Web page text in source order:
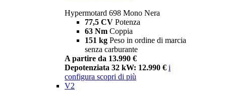
Hypermotard 698 Mono Nera
77,5 CV Potenza
63 Nm Coppia
151 kg Peso in ordine di marcia
senza carburante
A partire da 13.990 €
Depotenziata 32 kW: 12.990 € i
configura scopri di più
V2